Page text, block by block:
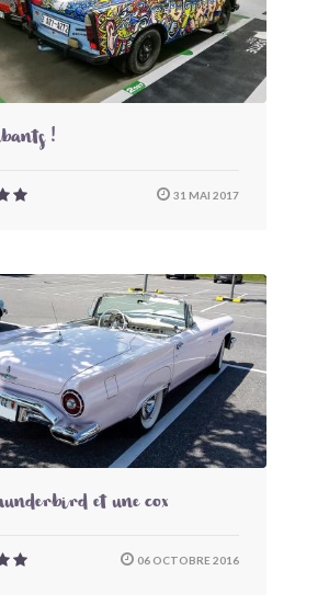
!
31 MAI 2017
et une cox
06 OCTOBRE 2016